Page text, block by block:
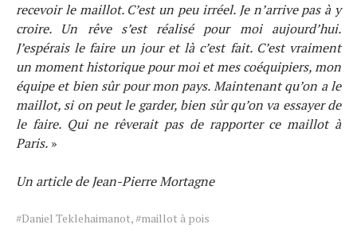
recevoir le maillot. C’est un peu irréel. Je n’arrive pas à y
croire. Un rêve s’est réalisé pour moi aujourd’hui.
J’espérais le faire un jour et là c’est fait. C’est vraiment
un moment historique pour moi et mes coéquipiers, mon
équipe et bien sûr pour mon pays. Maintenant qu’on a le
maillot, si on peut le garder, bien sûr qu’on va essayer de
le faire. Qui ne rêverait pas de rapporter ce maillot à
Paris. »
Un article de Jean-Pierre Mortagne
Tags
#Daniel Teklehaimanot,#maillot à pois